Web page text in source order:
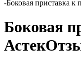
-Боковая приставка к
Боковая
Астек